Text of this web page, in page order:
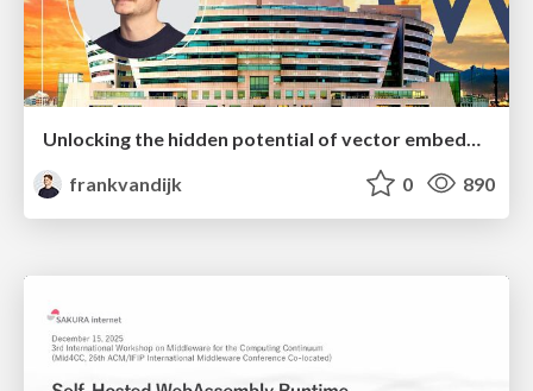
frankvandijk
0 890